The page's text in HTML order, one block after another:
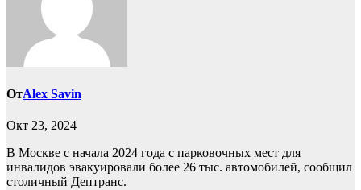
ОтAlex Savin
Окт 23, 2024
В Москве с начала 2024 года с парковочных мест для
инвалидов эвакуировали более 26 тыс. автомобилей, сообщил
столичный Дептранс.